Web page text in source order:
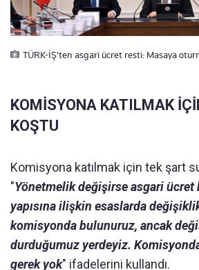
TÜRK-İŞ'ten asgari ücret resti: Masaya
KOMİSYONA KATILMAK
KOŞTU
Komisyona katılmak için tek şart
"Yönetmelik değişirse asgari ücret
yapısına ilişkin esaslarda
komisyonda bulunuruz, ancak
durduğumuz yerdeyiz.
gerek yok" ifadelerini kullandı.